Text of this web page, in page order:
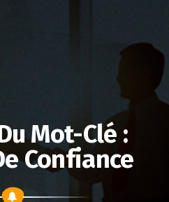
Mot-Clé :
Confiance